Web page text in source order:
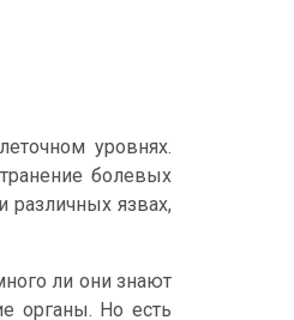
уровнях.
болевых
различных язвах,
ли они знают
органы. Но есть